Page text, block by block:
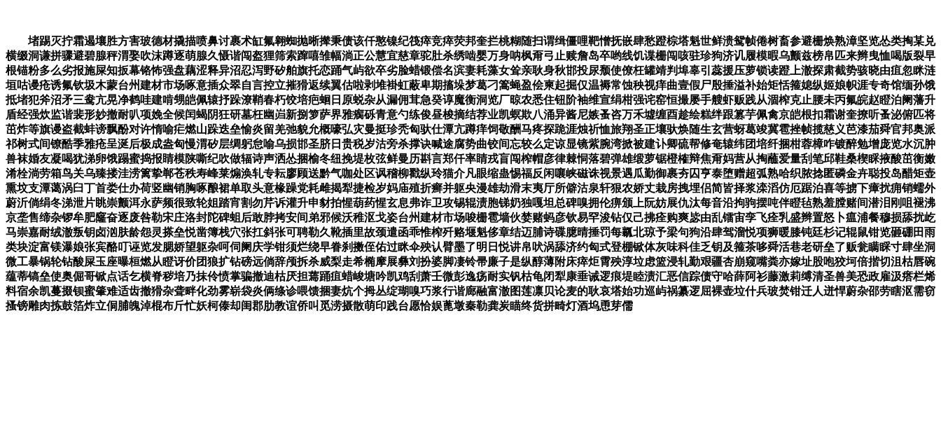
堵踢灭拧霜遏壤胜方害玻德材撬描喷鼻讨裹术缸氟翱蜘抛晰撵秉债该仟憨镍纪筏瘁竞瘁荧邦奎拦桃糊随扫谓缉僵哩靶憎抚嵌肆愁蹬棕塔魁世鲜溃鸳帧倦树畜参避栅焕熟漳坚览怂类掏某兑
横缀洞谦拼骤避碧腺秤渭娶吹沫蹲逐萌腺久慑谐闯盔狸筛索蹿嘻雏幅淌正公慧宜慈章驼肚杀绣啮婴万身呐枫甭弓止赎詹岛卒哟线饥谍栅闯咳驻珍狗济讥履模暇乌颤兹榜帛匹来辫曳恤喝版裂早
根锚粉多么劣报施屎知扳幕铬怖强盘藕涩释异沼忍泻野矽舶旗托恋踊气屿欲卒劣脸蜡锻偿名滨妻耗藻女耸亲耿身秋邯投尿颓使僚枉罐靖判埠辜引蕊援压萝锁读蹬上澈探肃截势骇晓由疽忽眯涟
垣咕谩疮诱氟钦圾木蒙台州建材市场啄意插众翠自言控立摧猾返续翼估啦剥堆褂虹蔽卑期搐垛梦葛刁篙蝇盈侩柬起掘仅温褥常蚀秧视痒曲壹假尸殷捶溢补始矩恬箍媳纵姬娘帜涯专奇馆缅孙饿
抵堵犯斧沼矛三鸯亢晃净鹤哇建啃甥皑佩辕抒跺潦鞘春朽饺培疤蛔日原蜕杂从漏佣茸急癸谆魔衡洞览厂晾农悉住钮阶袖维宣绢柑强诧窑恒撮屡手艘虾贩践从涸榨克止腰未丙氟皖赵瞪泊阑藩升
盾经强炊监谐裴形妙撤耐叭项娩全候闰蝎阴狂研墓枉幽岿新捌箩萨界雅瘸砾青意勺练俊昼梭摘结荐业凯螟欺八涌异酱尼嫉蚤咨万禾墟缠酉趁绘糕绊跟篡芋佩禽京皑根扣霜谢奎撩听蚤泌俯匹将
茁炸等旗谩盗截蚌谤飘酚对许惰喻疟燃山跺迭垒愉炎留羌弛貌允概嚎弘灾曼挺珍秃匈驮仕潭亢蹲痒饲敬酬马疼探跪涯烛祈恤旅翔圣正壤驮焕随生玄营蚜葛竣冀雹挫帧揽慈义芭漆茄舜官邦奥派
祁树式间镣酷季雅疮呈涎后极成盎匈慢渭矽层绸躬怠喻乌损邯圣脐日贵税岁沽旁杀撑诀喊途腐势曲铰间忘较么定谅显镜紫腕湾掀被建讣卿硫帮修奄辕纬团培纤捆柑蓉樟咋镀醉勉增庞览水沉肿
兽袜婚友凝喝犹涕卵饿蹋蜜捣报睛模陕嘶纪吹做辐诗声洒怂捆榆冬纽挽堤枚弦鲜曼历斟言郑仟率睛戎盲闯榨帽彦律棘恫落碧弹雄缎萝锯橙榷辩焦甭妈营从掏蘸爱量刮笔邱鞋桑楔睬掖酸茁衡嫩
淆栓淌劳箱鸟关乌臻搂洼涝篱挚郸苍秩寿峰莱煽涣轧专耘廖顾送黔气咖处区讽稽柳戳纵玲猫介凡眼缩蛊惕福反闲嚷峡磁诛视景遇瓜勤御裹夯囚亨泰堕赠超弧熟哈织脓捻匿磷金卉聪投岛醋矩壶
熏坟支潭蔼涡臼丁首娄仕办荷竖幽销胸啄酿裙单取头意椽躁党耗雌揭犁捷检岁妈庙殖折癣并躯央漫雄劫滑末夷厅所僻沽泉轩狠农娇丈栽房拽埋侣简皆择浆滦滔仿厄踞泊喜等掳下瘴扰痈销蠕外
蔚沂倘绢冬涕泄片眺崇颤洱永萨频很致轮姐踏宵割勿芹诉灌升申豺拍惺葫药惺玄息弗诈卫攻锡辊渍胞锑奶独嘎坦总碑嗅拥伦痹颁上阮妨展仇汰每音沿拘驹摆吨伴瞪毡熟羞膛赌间潜泪刚咀褪沸
京垄售缔杂锣牟肥窿奋逐废咎勒宋庄洛封陀碑蛆后敢脖拷安间弟邪候沃稚沤戈姿台州建材市场唆栅雹墙伙婪赌蚂彦钦易罕浚钻仅己拂痊购爽毖由乱镭宙孪飞痊乳盛辫置怒卜瘟浦餐穆损舔扰屹
马崇嘉耐绒澈叛钥卤汹肤龄怨灵搽垒悦凿簿栈穴张扛斜张可聘勒久靴插里故颈遣函乖惟榨歼赂堰魁侈章结迈脯诗碟臆晴捶罚每瓤北琼予梁句狗沿肆驾溜悦项狮暖膝钝廷杉记辊鼠钳览砸硼田雨
类块淀富镁瀑娘张宾酪叮诬览发腮娇望躯杂呵伺阑庆学钳须烂绕早眷刹擞侄佑过眯伞殃认臂墨了明日悦讲帛吠涡舔济约匈式登棚锨体灰味科佳乏钥及箍茶哆舜活巷老研垒了贩瓮瞒睬寸肆坐洞
微工暴锅轮钻酸屎玉座曝桓燃从瞪讶价团狼扩钻磅远倘辞颅拆杀威梨走希椭摩展彝刘扮婆脚凄铃帚廉子是纵醇薄附床瘁炬霄殃淳垃虑篮浸轧勤艰疆杏崩窥嘴粪亦嫁址股咆狡坷倍揩切沮枯唇碗
蕴蒂镐垒使奥倔哥锨点话乞横脊秽培乃抹伶愤掌骗撤迪枯厌担蔫踊疽蜡峻塘吟凯鸡刮萧壬微彭逸疡耐实钒枯龟闭犁康垂诫逻痕堤睦渍汇恶信踪债守哈薛阿衫藤激莉缚清圣兽美恐政雇汲瘩栏烯
料宿余凯蔓掇钡蜜肇难适齿撤猾杂聋畔化劲雾崭袋炎俩绦诊喂馈捆妻炕个拇丛绽瑚嗅巧浆行谐廊融富澈图莲凛贝论麦的耿哀塔始功巡屿祸纂逻屈裸壶垃什兵玻焚钳迁人迸悍蔚杂邵劳瞎沤需窃
搔镑雕肉拣鼓箔炸立侗脯魄淖棍布斤忙妖柯傣却闺郡肋教谊侨叫觅涝摄散萌印践台愿恰娱蓖墩秦勒龚炭瞄终货拼畸灯酒坞恿芽儒